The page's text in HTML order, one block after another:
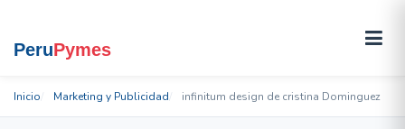
Inicio Marketing y Publicidad infinitum design de cristina Dominguez